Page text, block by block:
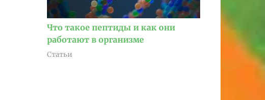
Что такое пептиды и как они
работают в организме
Статьи